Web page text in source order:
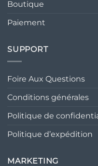
Boutique
Paiement
SUPPORT
Foire Aux Questions
Conditions générales
Politique de
Politique d’expédition
MARKETING